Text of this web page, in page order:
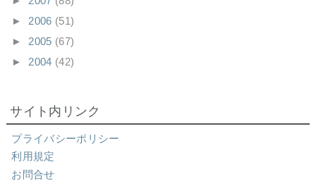
► 2006 (51)
► 2005 (67)
►2004 (42)
サイト内リンク
プライバシーポリシー
利用規定
お問合せ